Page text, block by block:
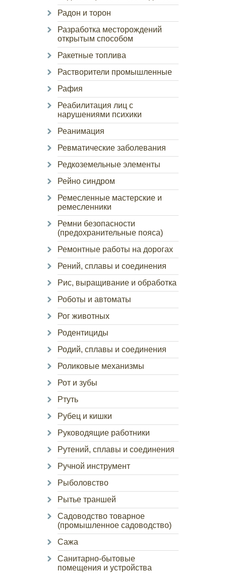
Радон и торон
Разработка месторождений
открытым способом
Ракетные топлива
Растворители промышленные
Рафия
Реабилитация лиц с
нарушениями психики
Реанимация
Ревматические заболевания
Редкоземельные элементы
Рейно синдром
Ремесленные мастерские и
ремесленники
Ремни безопасности
(предохранительные пояса)
Ремонтные работы на дорогах
Рений, сплавы и соединения
Рис, выращивание и обработка
Роботы и автоматы
Рог животных
Родентициды
Родий, сплавы и соединения
Роликовые механизмы
Рот и зубы
Ртуть
Рубец и кишки
Руководящие работники
Рутений, сплавы и соединения
Ручной инструмент
Рыболовство
Рытье траншей
Садоводство товарное
(промышленное садоводство)
Сажа
Санитарно-бытовые
помещения и устройства